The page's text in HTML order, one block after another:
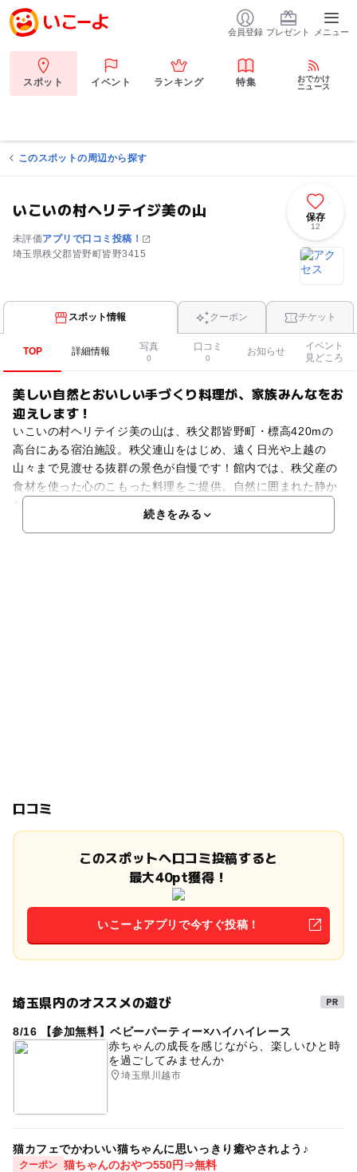
会員登録 プレゼント メニュー
スポット イベント ランキング 特集
おでかけ
ニュース
このスポットの周辺から探す
いこいの村ヘリテイジ美の山
未評価アプリで口コミ投稿！
埼玉県秩父郡皆野町皆野3415
保存
12
スポット情報 クーポン チケット
TOP 詳細情報 写真
0
口コミ
0
お知らせ
イベント
見どころ
美しい自然とおいしい手づくり料理が、家族みんなをお
迎えします！
いこいの村ヘリテイジ美の山は、秩父郡皆野町・標高420mの
高台にある宿泊施設。秩父連山をはじめ、遠く日光や上越の
山々まで見渡せる抜群の景色が自慢です！館内では、秩父産の
食材を使った心のこもった料理をご提供。自然に囲まれた静か
続きをみる
口コミ
このスポットへ口コミ投稿すると
最大40pt獲得！
いこーよアプリで今すぐ投稿！
埼玉県内のオススメの遊び
8/16 【参加無料】ベビーパーティー×ハイハイレース
赤ちゃんの成長を感じながら、楽しいひと時
を過ごしてみませんか
埼玉県川越市
猫カフェでかわいい猫ちゃんに思いっきり癒やされよう♪
クーポン 猫ちゃんのおやつ550円⇒無料